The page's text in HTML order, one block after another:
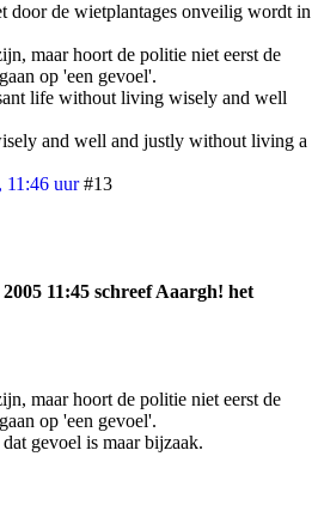
door de wietplantages onveilig wordt in
maar hoort de politie niet eerst de
op 'een gevoel'.
life without living wisely and well
and well and justly without living a
11:46 uur #13
11:45 schreef Aaargh! het
maar hoort de politie niet eerst de
op 'een gevoel'.
gevoel is maar bijzaak.